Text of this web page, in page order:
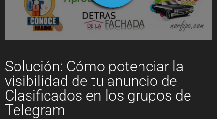
Solución: Cómo potenciar la
visibilidad de tu anuncio de
Clasificados en los grupos de
Telegram